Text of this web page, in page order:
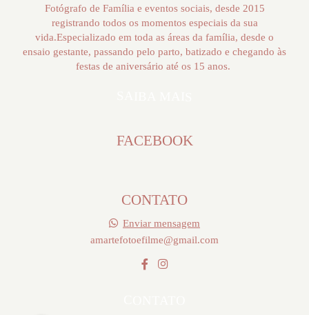
Fotógrafo de Família e eventos sociais, desde 2015
registrando todos os momentos especiais da sua
vida.Especializado em toda as áreas da família, desde o
ensaio gestante, passando pelo parto, batizado e chegando às
festas de aniversário até os 15 anos.
FACEBOOK
CONTATO
Enviar mensagem
amartefotoefilme@gmail.com